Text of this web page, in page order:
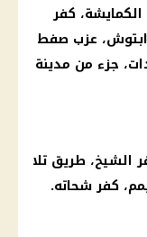
كفر
عزب صفط
، جزء من مدينة
الشيخ، طريق تلا
بمم، كفر شحاته.